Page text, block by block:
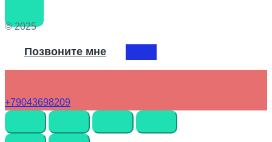
© 2025
Позвоните мне
+79043698209